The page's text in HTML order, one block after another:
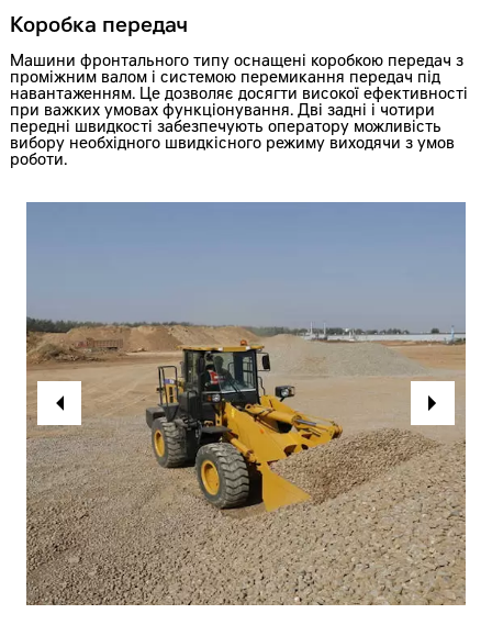
Коробка передач
Машини фронтального типу оснащені коробкою передач з
проміжним валом і системою перемикання передач під
навантаженням. Це дозволяє досягти високої ефективності
при важких умовах функціонування. Дві задні і чотири
передні швидкості забезпечують оператору можливість
вибору необхідного швидкісного режиму виходячи з умов
роботи.